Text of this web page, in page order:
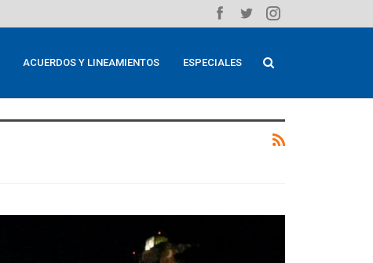
ACUERDOS Y LINEAMIENTOS ESPECIALES